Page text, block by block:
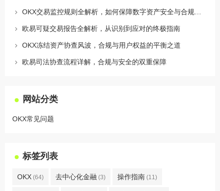
欧易可疑交易报告全解析，从识别到应对的终极指南
OKX冻结资产协查风波，合规与用户权益的平衡之道
欧易司法协查流程详解，合规与安全的双重保障
网站分类
OKX常见问题
标签列表
OKX (64) 去中心化金融 (3) 操作指南 (11)